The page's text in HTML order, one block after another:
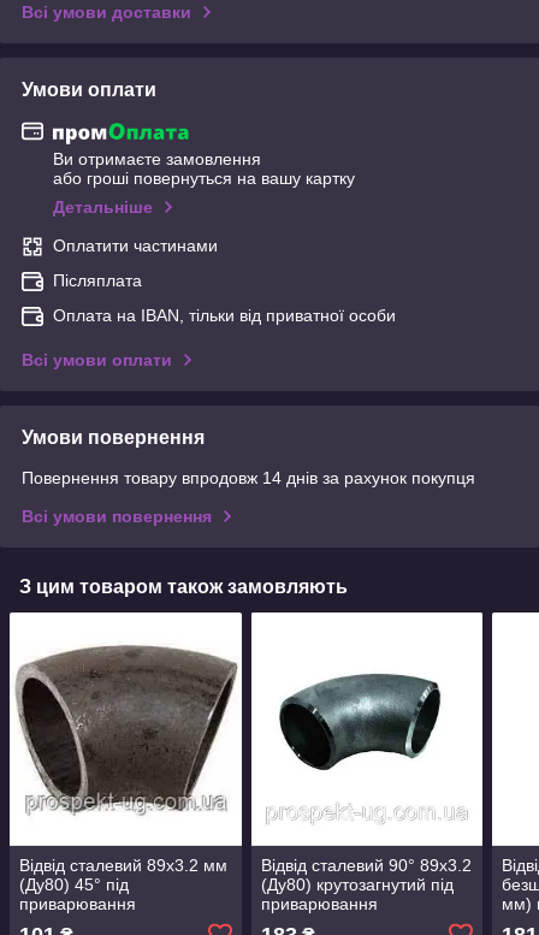
Всі умови доставки
Умови оплати
Ви отримаєте замовлення
або гроші повернуться на вашу картку
Детальніше
Оплатити частинами
Післяплата
Оплата на IBAN, тільки від приватної особи
Всі умови оплати
Умови повернення
Повернення товару впродовж 14 днів за рахунок покупця
Всі умови повернення
З цим товаром також замовляють
Відвід сталевий 89х3.2 мм
(Ду80) 45° під
приварювання
Відвід сталевий 90° 89х3.2
(Ду80) крутозагнутий під
приварювання
мм)